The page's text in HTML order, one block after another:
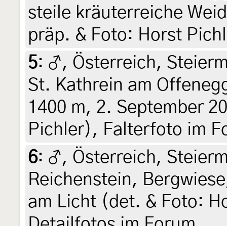
steile kräuterreiche
präp. & Foto: Horst
5: ♂, Österreich,
St. Kathrein am
1400 m, 2. September
Pichler), Falterfoto im
6: ♂, Österreich,
Reichenstein,
am Licht (det. & Foto: